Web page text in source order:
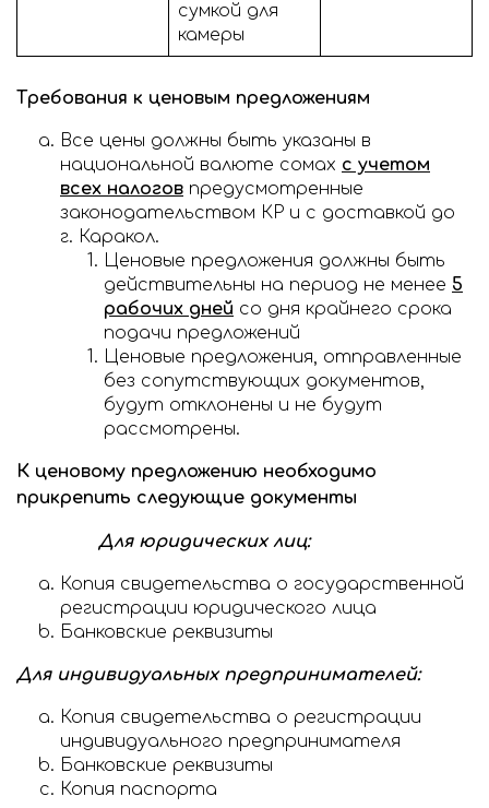
сумкой для
камеры
Требования к ценовым предложениям
Все цены должны быть указаны в
национальной валюте сомах с учетом
всех налогов предусмотренные
законодательством КР и с доставкой до
г. Каракол.
Ценовые предложения должны быть
действительны на период не менее 5
рабочих дней со дня крайнего срока
подачи предложений
Ценовые предложения, отправленные
без сопутствующих документов,
будут отклонены и не будут
рассмотрены.
К ценовому предложению необходимо
прикрепить следующие документы
Для юридических лиц:
Копия свидетельства о государственной
регистрации юридического лица
Банковские реквизиты
Для индивидуальных предпринимателей:
Копия свидетельства о регистрации
индивидуального предпринимателя
Банковские реквизиты
Копия паспорта